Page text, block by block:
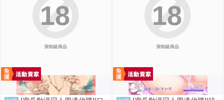
限制級商品
18
限制級商品
18